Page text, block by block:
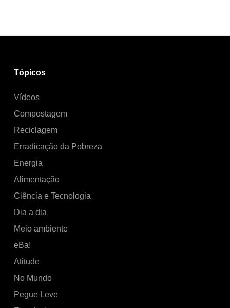
Tópicos
Vídeos
Compostagem
Reciclagem
Erradicação da Pobreza
Energia
Alimentação
Ciência e Tecnologia
Dia a dia
Meio ambiente
eBa!
Atitude
No Mundo
Pegue Leve